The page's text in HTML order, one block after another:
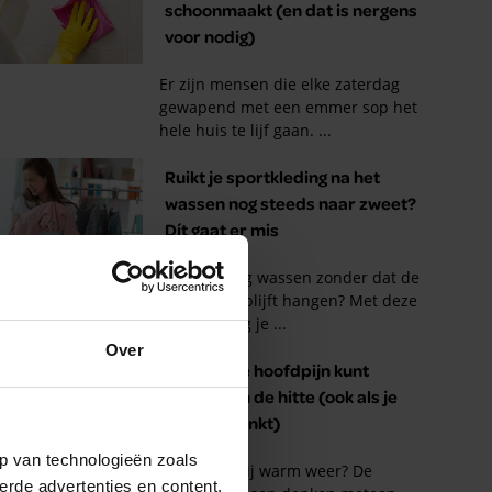
Over
van technologieën zoals
advertenties en content,